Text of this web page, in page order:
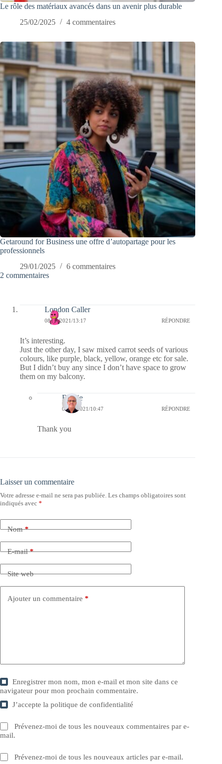
Le rôle des matériaux avancés dans un avenir plus durable
25/02/2025
4 commentaires
Getaround for Business une offre d’autopartage pour les
professionnels
29/01/2025
6 commentaires
2 commentaires
London Caller
08/03/2021/13:17 RÉPONDRE
It’s interesting.
Just the other day, I saw mixed carrot seeds of various
colours, like purple, black, yellow, orange etc for sale.
But I didn’t buy any since I don’t have space to grow
them on my balcony.
Bernie
09/03/2021/10:47 RÉPONDRE
Thank you
Laisser un commentaire
Votre adresse e-mail ne sera pas publiée. Les champs obligatoires sont
indiqués avec *
Nom*
E-mail*
Site web
Ajouter un commentaire *
Enregistrer mon nom, mon e-mail et mon site dans ce
navigateur pour mon prochain commentaire.
J’accepte lapolitique de confidentialité
Prévenez-moi de tous les nouveaux commentaires par e-
mail.
Prévenez-moi de tous les nouveaux articles par e-mail.